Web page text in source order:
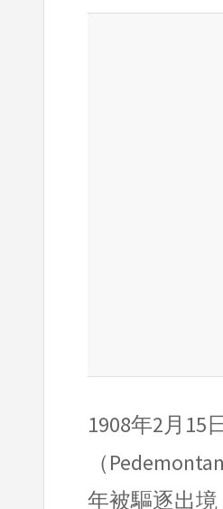
1908年2月15
（
年被驅逐出